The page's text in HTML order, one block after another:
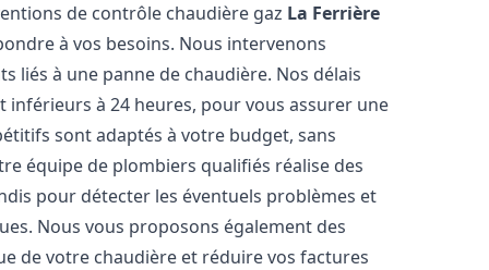
de contrôle chaudière gaz La Ferrière
à vos besoins. Nous intervenons
liés à une panne de chaudière. Nos délais
à 24 heures, pour vous assurer une
sont adaptés à votre budget, sans
équipe de plombiers qualifiés réalise des
pour détecter les éventuels problèmes et
Nous vous proposons également des
de votre chaudière et réduire vos factures